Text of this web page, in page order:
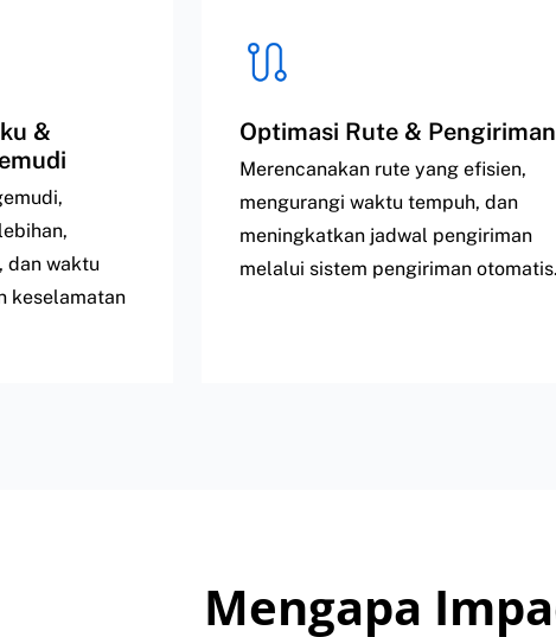
&
dan waktu
keselamatan
Optimasi Rute & Pengiriman
Merencanakan rute yang efisien,
mengurangi waktu tempuh, dan
meningkatkan jadwal pengiriman
melalui sistem pengiriman otomatis.
Mengapa